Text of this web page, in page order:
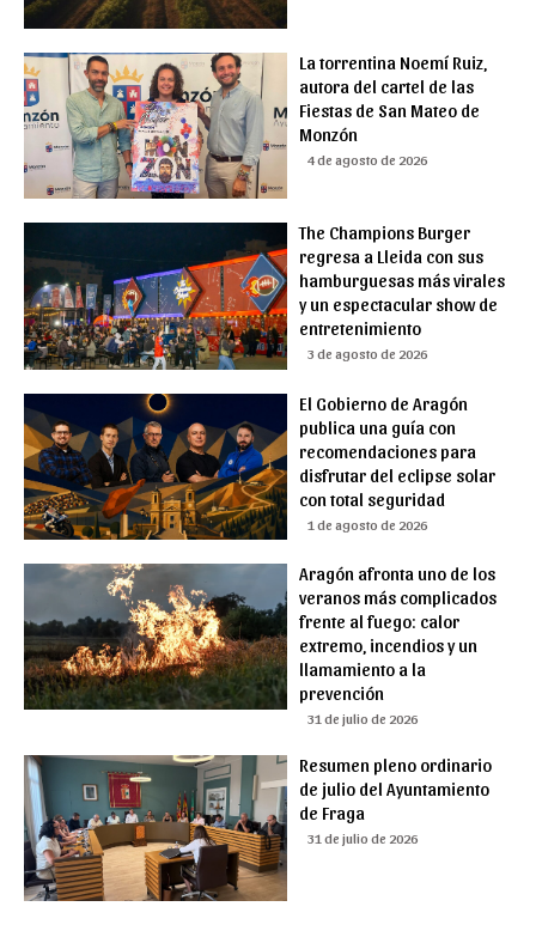
La torrentina Noemí Ruiz,
autora del cartel de las
Fiestas de San Mateo de
Monzón
4 de agosto de 2026
The Champions Burger
regresa a Lleida con sus
hamburguesas más virales
y un espectacular show de
entretenimiento
3 de agosto de 2026
El Gobierno de Aragón
publica una guía con
recomendaciones para
disfrutar del eclipse solar
con total seguridad
1 de agosto de 2026
Aragón afronta uno de los
veranos más complicados
frente al fuego: calor
extremo, incendios y un
llamamiento a la
prevención
31 de julio de 2026
Resumen pleno ordinario
de julio del Ayuntamiento
de Fraga
31 de julio de 2026